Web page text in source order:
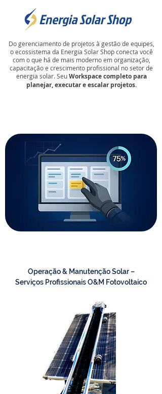
Do gerenciamento de projetos à gestão de equipes,
o ecossistema da Energia Solar Shop conecta você
com o que há de mais moderno em organização,
capacitação e crescimento profissional no setor de
energia solar. SeuWorkspace completo para
planejar, executar e escalar projetos.
Operação & Manutenção Solar –
Serviços Profissionais O&M Fotovoltaico